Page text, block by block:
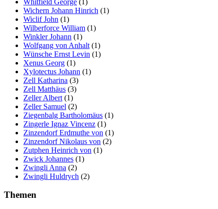
Wichern Johann Hinrich (1)
Wiclif John (1)
Wilberforce William (1)
Winkler Johann (1)
Wolfgang von Anhalt (1)
Wünsche Ernst Levin (1)
Xenus Georg (1)
Xylotectus Johann (1)
Zell Katharina (3)
Zell Matthäus (3)
Zeller Albert (1)
Zeller Samuel (2)
Ziegenbalg Bartholomäus (1)
Zingerle Ignaz Vincenz (1)
Zinzendorf Erdmuthe von (1)
Zinzendorf Nikolaus von (2)
Zutphen Heinrich von (1)
Zwick Johannes (1)
Zwingli Anna (2)
Zwingli Huldrych (2)
Themen